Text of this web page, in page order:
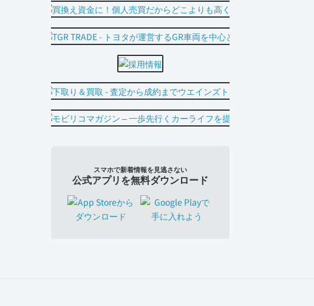
スマホで新着情報を見逃さない
公式アプリを無料ダウンロード